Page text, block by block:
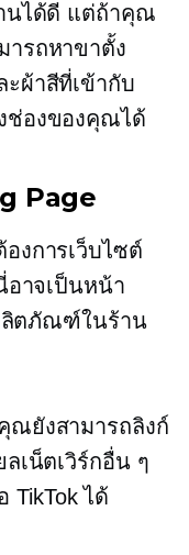
นได้ดี แต่ถ้าคุณ
ารถหาขาตั้ง
ผ้าสีที่เข้ากับ
ช่องของคุณได้
Page
องการเว็บไซต์
อาจเป็นหน้า
ลิตภัณฑ์ในร้าน
ณยังสามารถลิงก์
เน็ตเวิร์กอื่น ๆ
TikTok ได้